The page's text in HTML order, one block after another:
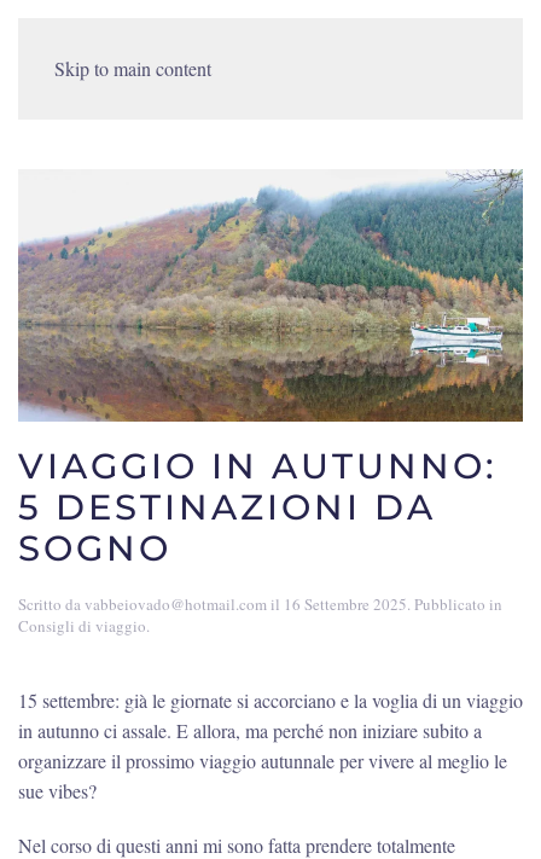
Skip to main content
VIAGGIO IN AUTUNNO:
5 DESTINAZIONI DA
SOGNO
Scritto davabbeiovado@hotmail.com il 16 Settembre 2025. Pubblicato in
Consigli di viaggio.
15 settembre: già le giornate si accorciano e la voglia di un viaggio
in autunno ci assale. E allora, ma perché non iniziare subito a
organizzare il prossimo viaggio autunnale per vivere al meglio le
sue vibes?
Nel corso di questi anni mi sono fatta prendere totalmente